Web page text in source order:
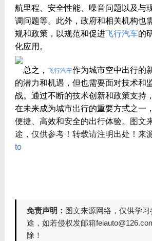
航里程、安全性能、噪音问题以及与
调问题等。此外，政府和相关机构也
规和政策，以规范和促进飞行汽车的
化应用。
总之， 飞行汽车作为城市空中出行的
的潜力和机遇，但也需要面对技术和
战。通过不断的技术创新和政策支持
在未来成为城市出行的重要方式之一
便捷、高效和安全的出行体验。
图文
途，仅供参考！ 转载请注明出处！ 来
to
免责声明： 图文来源网络，仅供学
途，如若侵权发邮箱
除！